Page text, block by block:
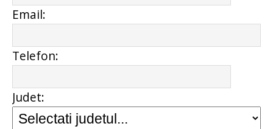
Email:
Telefon:
Judet: